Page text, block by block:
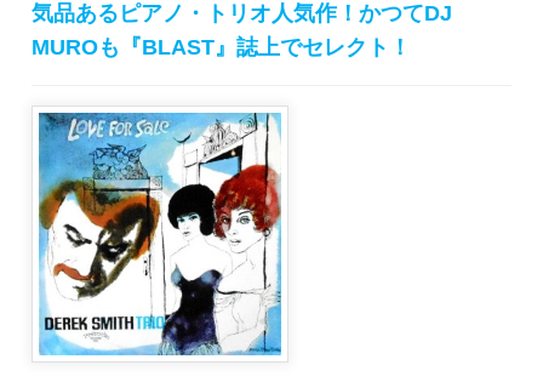
気品あるピアノ・トリオ人気作！かつてDJ
MUROも『BLAST』誌上でセレクト！